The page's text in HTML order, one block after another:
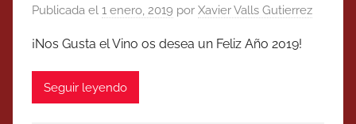
Publicada el 1 enero, 2019 por Xavier Valls Gutierrez
¡Nos Gusta el Vino os desea un Feliz Año 2019!
Seguir leyendo